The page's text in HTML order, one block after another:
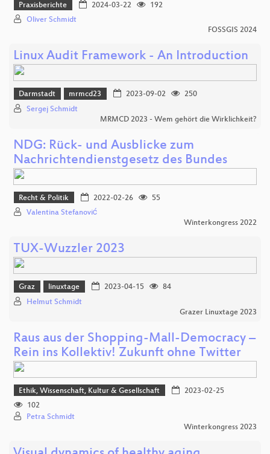
Praxisberichte 2024-03-22
192
Oliver Schmidt
FOSSGIS 2024
Linux Audit Framework - An Introduction
Darmstadt mrmcd23 2023-09-02
250
Sergej Schmidt
MRMCD 2023 - Wem gehört die Wirklichkeit?
NDG: Rück- und Ausblicke zum
Nachrichtendienstgesetz des Bundes
Recht & Politik 2022-02-26
55
Valentina Stefanović
Winterkongress 2022
TUX-Wuzzler 2023
Graz linuxtage 2023-04-15
84
Helmut Schmidt
Grazer Linuxtage 2023
Raus aus der Shopping-Mall-Democracy –
Rein ins Kollektiv! Zukunft ohne Twitter
Ethik, Wissenschaft, Kultur & Gesellschaft
2023-02-25
102
Petra Schmidt
Winterkongress 2023